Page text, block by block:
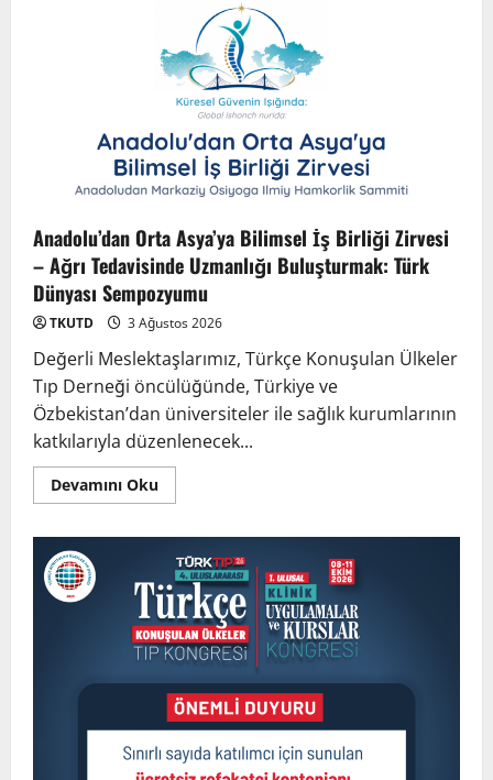
Anadolu’dan Orta Asya’ya Bilimsel İş Birliği Zirvesi
– Ağrı Tedavisinde Uzmanlığı Buluşturmak: Türk
Dünyası Sempozyumu
TKUTD 3 Ağustos 2026
Değerli Meslektaşlarımız, Türkçe Konuşulan Ülkeler
Tıp Derneği öncülüğünde, Türkiye ve
Özbekistan’dan üniversiteler ile sağlık kurumlarının
katkılarıyla düzenlenecek...
Devamını Oku